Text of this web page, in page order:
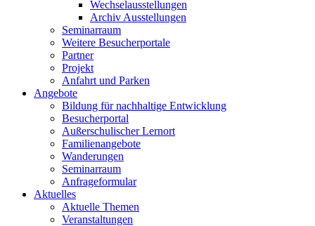
Wechselausstellungen
Archiv Ausstellungen
Seminarraum
Weitere Besucherportale
Partner
Projekt
Anfahrt und Parken
Angebote
Bildung für nachhaltige Entwicklung
Besucherportal
Außerschulischer Lernort
Familienangebote
Wanderungen
Seminarraum
Anfrageformular
Aktuelles
Aktuelle Themen
Veranstaltungen